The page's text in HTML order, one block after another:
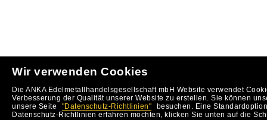
Wir verwenden Cookies
Die ANKA Edelmetallhandelsgesellschaft mbH Website verwendet
Verbesserung der Qualität unserer Website zu erstellen. Sie können
unsere Seite
"Datenschutz-Richtlinien"
besuchen. Eine
Datenschutz-Richtlinien erfahren möchten, klicken Sie unten auf die